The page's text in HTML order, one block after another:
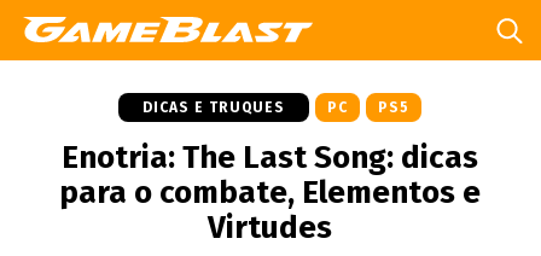
DICAS E TRUQUES PC PS5
Enotria: The Last Song: dicas
para o combate, Elementos e
Virtudes